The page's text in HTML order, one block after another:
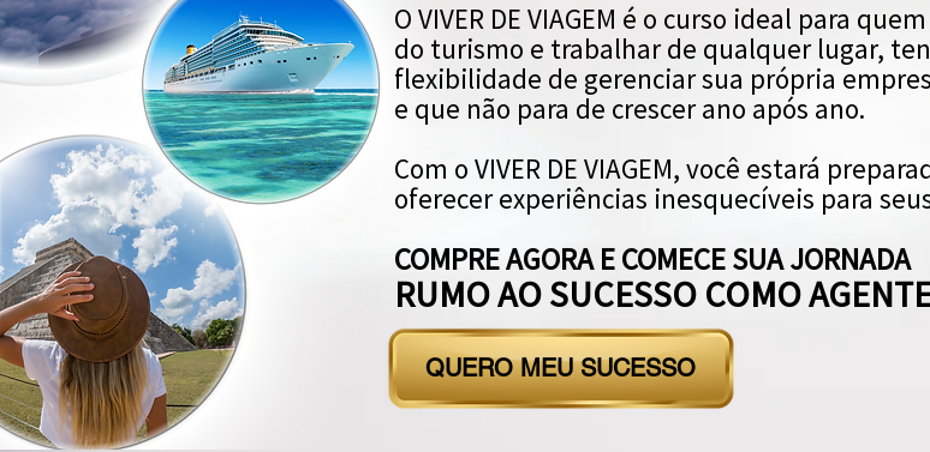
O VIVER DE VIAGEM é o curso ideal para
do turismo e trabalhar de qualquer lugar,
flexibilidade de gerenciar sua própria
e que não para de crescer ano após ano.
Com o VIVER DE VIAGEM, você estará
oferecer experiências inesquecíveis para
COMPRE AGORA E COMECE SUA JORNADA
RUMO AO SUCESSO COMO
QUERO MEU SUCESSO